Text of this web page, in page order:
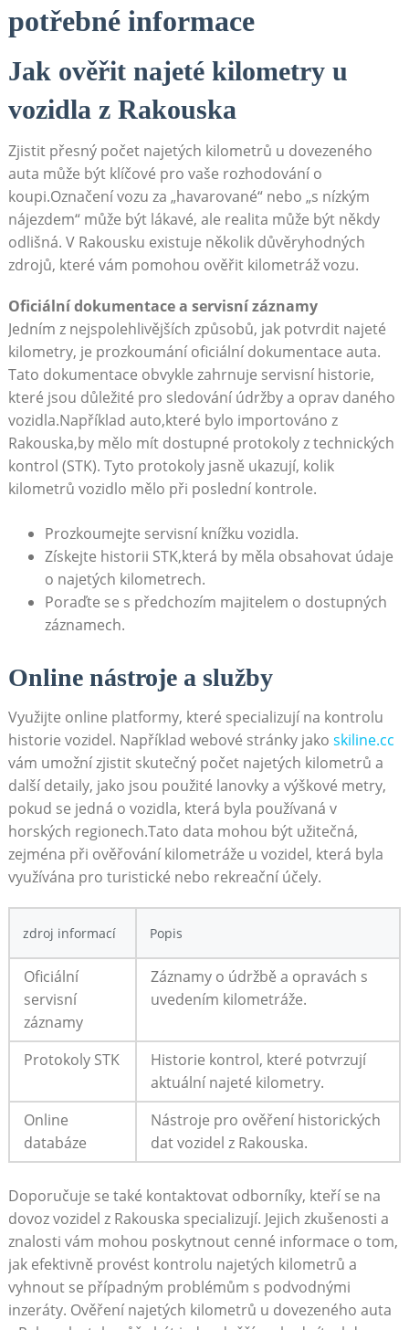
potřebné informace
Jak ověřit najeté kilometry u
vozidla z Rakouska
Zjistit přesný počet najetých kilometrů u dovezeného
auta může být klíčové pro vaše rozhodování o
koupi.Označení vozu za „havarované“ nebo „s nízkým
nájezdem“ může být lákavé, ale realita může být někdy
odlišná. V Rakousku existuje několik důvěryhodných
zdrojů, které vám pomohou ověřit kilometráž vozu.
Oficiální dokumentace a servisní záznamy
Jedním z nejspolehlivějších způsobů, jak potvrdit najeté
kilometry, je prozkoumání oficiální dokumentace auta.
Tato dokumentace obvykle zahrnuje servisní historie,
které jsou důležité pro sledování údržby a oprav daného
vozidla.Například auto,které bylo importováno z
Rakouska,by mělo mít dostupné protokoly z technických
kontrol (STK). Tyto protokoly jasně ukazují, kolik
kilometrů vozidlo mělo při poslední kontrole.
Prozkoumejte servisní knížku vozidla.
Získejte historii STK,která by měla obsahovat údaje
o najetých kilometrech.
Poraďte se s předchozím majitelem o dostupných
záznamech.
Online nástroje a služby
Využijte online platformy, které specializují na kontrolu
historie vozidel. Například webové stránky jako skiline.cc
vám umožní zjistit skutečný počet najetých kilometrů a
další detaily, jako jsou použité lanovky a výškové metry,
pokud se jedná o vozidla, která byla používaná v
horských regionech.Tato data mohou být užitečná,
zejména při ověřování kilometráže u vozidel, která byla
využívána pro turistické nebo rekreační účely.
zdroj informací Popis
Oficiální
servisní
záznamy
Záznamy o údržbě a opravách s
uvedením kilometráže.
Protokoly STK
Historie kontrol, které potvrzují
aktuální najeté kilometry.
Online
databáze
Nástroje pro ověření historických
dat vozidel z Rakouska.
Doporučuje se také kontaktovat odborníky, kteří se na
dovoz vozidel z Rakouska specializují. Jejich zkušenosti a
znalosti vám mohou poskytnout cenné informace o tom,
jak efektivně provést kontrolu najetých kilometrů a
vyhnout se případným problémům s podvodnými
inzeráty. Ověření najetých kilometrů u dovezeného auta